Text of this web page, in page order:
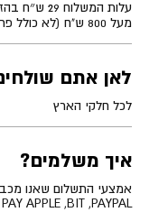
מעל 800 ש"ח (לא כולל פריטים גדולים)
לאן אתם
לכל חלקי הארץ
איך משלמים?
אמצעי התשלום שאנו
PAY APPLE ,BIT ,PAYPAL .